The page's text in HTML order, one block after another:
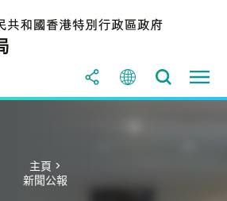
主頁 >
新聞公報